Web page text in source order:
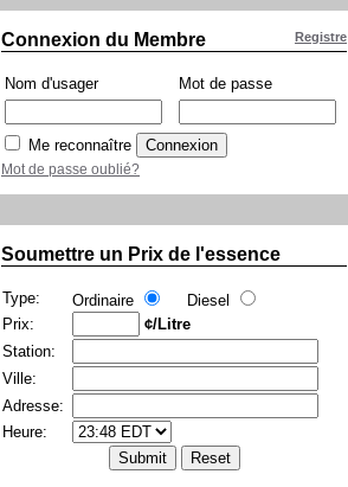
Registre
Connexion du Membre
Nom d'usager Mot de passe
Me reconnaître
Mot de passe oublié?
Soumettre un Prix de l'essence
Type: Ordinaire
Diesel
Prix:
¢/Litre
Station:
Ville:
Adresse:
Heure: